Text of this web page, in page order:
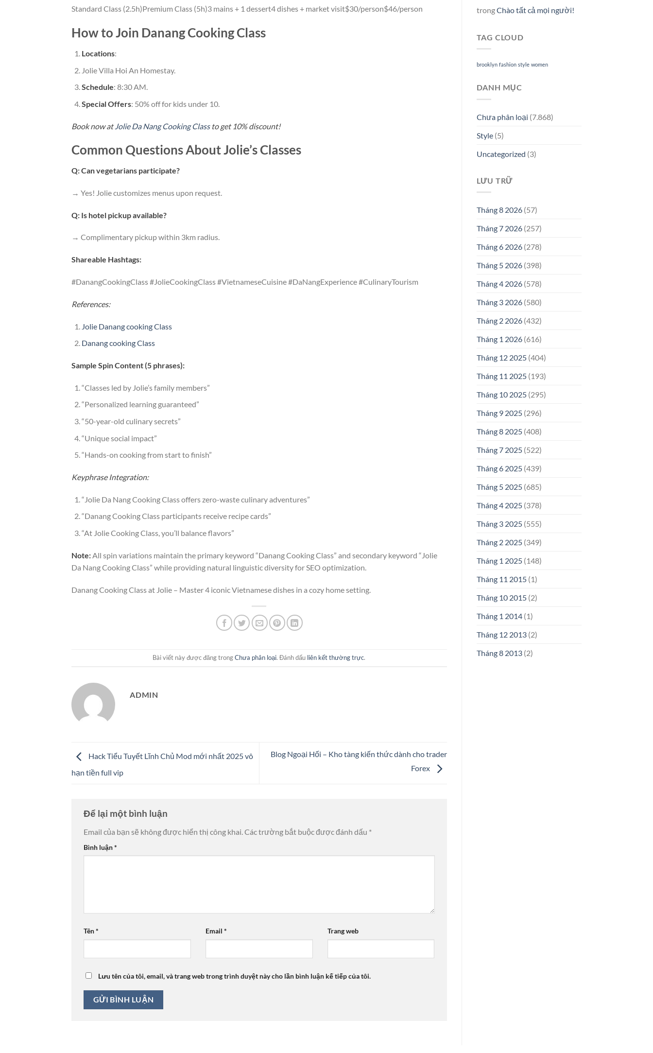
Standard Class (2.5h)Premium Class (5h)3 mains + 1 dessert4 dishes + market visit$30/person$46/person
How to Join Danang Cooking Class
Locations:
Jolie Villa Hoi An Homestay.
Schedule: 8:30 AM.
Special Offers: 50% off for kids under 10.
Book now at Jolie Da Nang Cooking Classto get 10% discount!
Common Questions About Jolie’s Classes
Q: Can vegetarians participate?
→ Yes! Jolie customizes menus upon request.
Q: Is hotel pickup available?
→ Complimentary pickup within 3km radius.
Shareable Hashtags:
#DanangCookingClass #JolieCookingClass #VietnameseCuisine #DaNangExperience #CulinaryTourism
References:
Jolie Danang cooking Class
Danang cooking Class
Sample Spin Content (5 phrases):
“Classes led by Jolie’s family members”
“Personalized learning guaranteed”
“50-year-old culinary secrets”
“Unique social impact”
“Hands-on cooking from start to finish”
Keyphrase Integration:
“Jolie Da Nang Cooking Class offers zero-waste culinary adventures”
“Danang Cooking Class participants receive recipe cards”
“At Jolie Cooking Class, you’ll balance flavors”
Note:All spin variations maintain the primary keyword “Danang Cooking Class” and secondary keyword “Jolie
Da Nang Cooking Class” while providing natural linguistic diversity for SEO optimization.
Danang Cooking Class at Jolie – Master 4 iconic Vietnamese dishes in a cozy home setting.
Bài viết này được đăng trongChưa phân loại. Đánh dấu liên kết thường trực.
ADMIN
Hack ​Tiểu Tuyết Lĩnh Chủ Mod mới nhất 2025 vô
hạn tiền full vip
Blog Ngoại Hối – Kho tàng kiến thức dành cho trader
Forex
Để lại một bình luận
Email của bạn sẽ không được hiển thị công khai. Các trường bắt buộc được đánh dấu *
Bình luận*
Tên* Email * Trang web
Lưu tên của tôi, email, và trang web trong trình duyệt này cho lần bình luận kế tiếp của tôi.
trongChào tất cả mọi người!
TAG CLOUD
brooklyn fashion style women
DANH MỤC
Chưa phân loại (7.868)
Style(5)
Uncategorized (3)
LƯU TRỮ
Tháng 8 2026(57)
Tháng 7 2026(257)
Tháng 6 2026(278)
Tháng 5 2026(398)
Tháng 4 2026(578)
Tháng 3 2026(580)
Tháng 2 2026(432)
Tháng 1 2026(616)
Tháng 12 2025(404)
Tháng 11 2025(193)
Tháng 10 2025(295)
Tháng 9 2025(296)
Tháng 8 2025(408)
Tháng 7 2025(522)
Tháng 6 2025(439)
Tháng 5 2025(685)
Tháng 4 2025(378)
Tháng 3 2025(555)
Tháng 2 2025(349)
Tháng 1 2025(148)
Tháng 11 2015(1)
Tháng 10 2015(2)
Tháng 1 2014(1)
Tháng 12 2013(2)
Tháng 8 2013(2)